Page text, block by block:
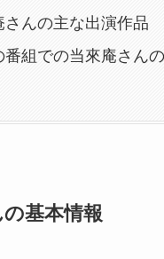
さんの主な出演作品
番組での当來庵さん
基本情報